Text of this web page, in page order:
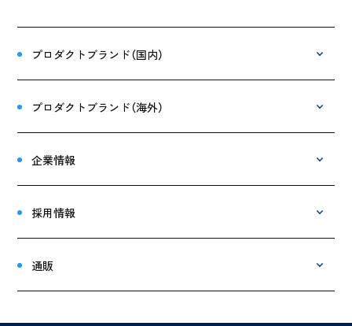
プロダクトブランド（国内）
プロダクトブランド（海外）
企業情報
採用情報
通販